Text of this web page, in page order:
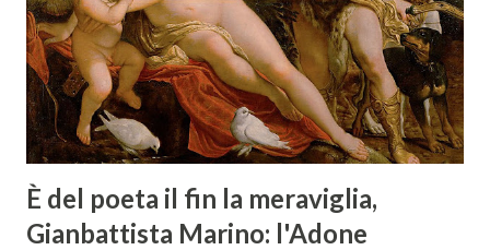
È del poeta il fin la meraviglia,
Gianbattista Marino: l'Adone